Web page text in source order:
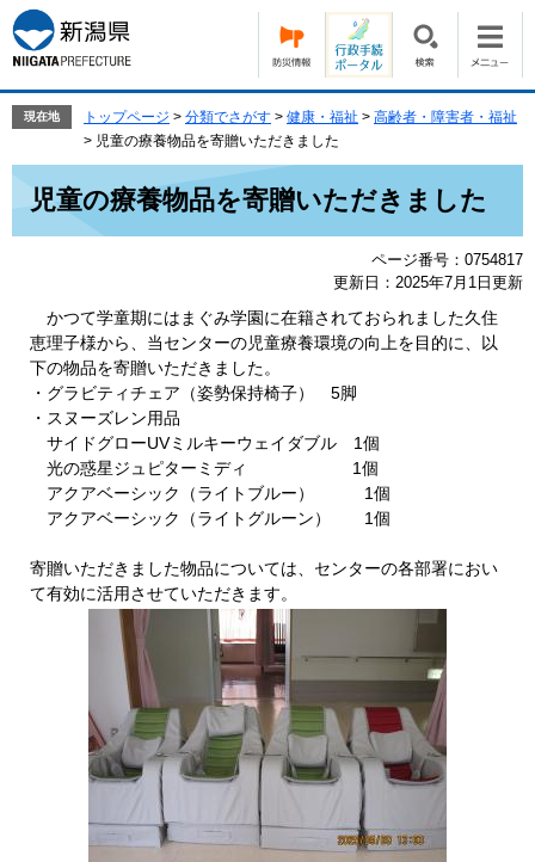
ー
ジ
の
で
ニ
ュ
ー
ば
本
現在地 トップページ > 分類でさがす > 健康・福祉 > 高齢者・障害者・福祉
> 児童の療養物品を寄贈いただきました
児童の療養物品を寄贈いただきました
ページ番号：0754817
更新日：2025年7月1日更新
かつて学童期にはまぐみ学園に在籍されておられました久住
恵理子様から、当センターの児童療養環境の向上を目的に、以
下の物品を寄贈いただきました。
・グラビティチェア（姿勢保持椅子） 5脚
・スヌーズレン用品
サイドグローUVミルキーウェイダブル 1個
光の惑星ジュピターミディ 1個
アクアベーシック（ライトブルー） 1個
アクアベーシック（ライトグルーン） 1個
寄贈いただきました物品については、センターの各部署におい
て有効に活用させていただきます。